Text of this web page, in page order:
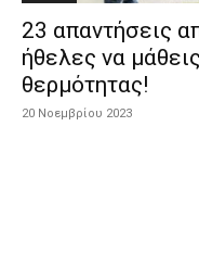
23 απαντήσεις
ήθελες να
θερμότητας!
20 Νοεμβρίου 2023